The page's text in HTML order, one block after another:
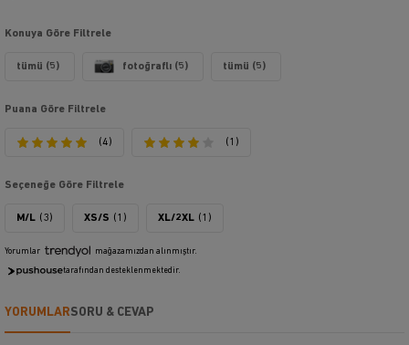
Konuya Göre Filtrele
tümü (5) fotoğraflı (5) tümü (5)
Puana Göre Filtrele
(4) (1)
Seçeneğe Göre Filtrele
M/L (3) XS/S (1) XL/2XL (1)
Yorumlar mağazamızdan alınmıştır.
tarafından desteklenmektedir.
YORUMLARSORU & CEVAP